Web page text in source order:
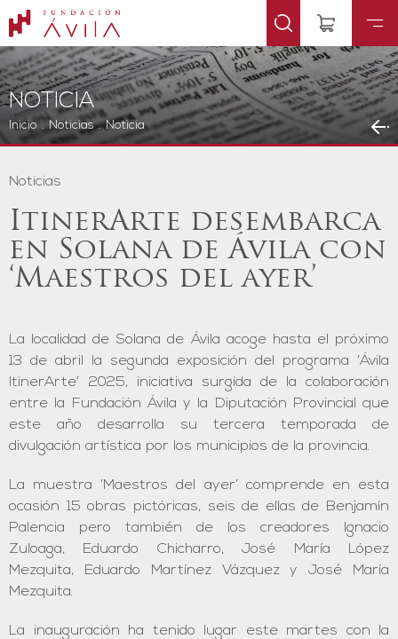
NOTICIA
Inicio . Noticias . Noticia
Noticias
ItinerArte desembarca
en Solana de Ávila con
‘Maestros del ayer’
La localidad de Solana de Ávila acoge hasta el próximo
13 de abril la segunda exposición del programa ‘Ávila
ItinerArte’ 2025, iniciativa surgida de la colaboración
entre la Fundación Ávila y la Diputación Provincial que
este año desarrolla su tercera temporada de
divulgación artística por los municipios de la provincia.
La muestra ‘Maestros del ayer’ comprende en esta
ocasión 15 obras pictóricas, seis de ellas de Benjamín
Palencia pero también de los creadores Ignacio
Zuloaga, Eduardo Chicharro, José María López
Mezquita, Eduardo Martínez Vázquez y José María
Mezquita.
La inauguración ha tenido lugar este martes con la